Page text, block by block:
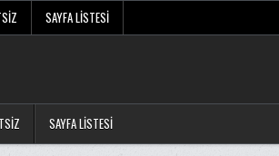
SAYFA LISTESI
SAYFA LISTESI